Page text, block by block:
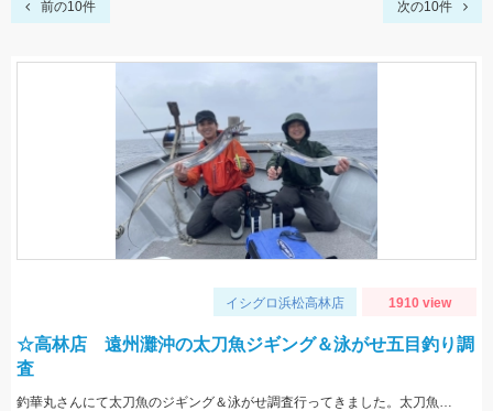
前の10件 次の10件
イシグロ浜松高林店 1910 view
☆高林店 遠州灘沖の太刀魚ジギング＆泳がせ五目釣り調
査
釣華丸さんにて太刀魚のジギング＆泳がせ調査行ってきました。太刀魚はまだ少し早かった感じですが良型も出ました！